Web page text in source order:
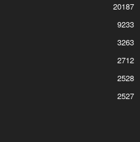
20187
9233
3263
2712
2528
2527